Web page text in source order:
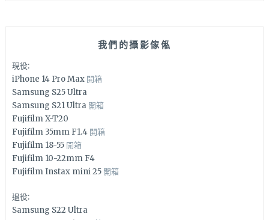
我們的攝影傢俬
現役:
iPhone 14 Pro Max 開箱
Samsung S25 Ultra
Samsung S21 Ultra 開箱
Fujifilm X-T20
Fujifilm 35mm F1.4 開箱
Fujifilm 18-55 開箱
Fujifilm 10-22mm F4
Fujifilm Instax mini 25 開箱
退役:
Samsung S22 Ultra